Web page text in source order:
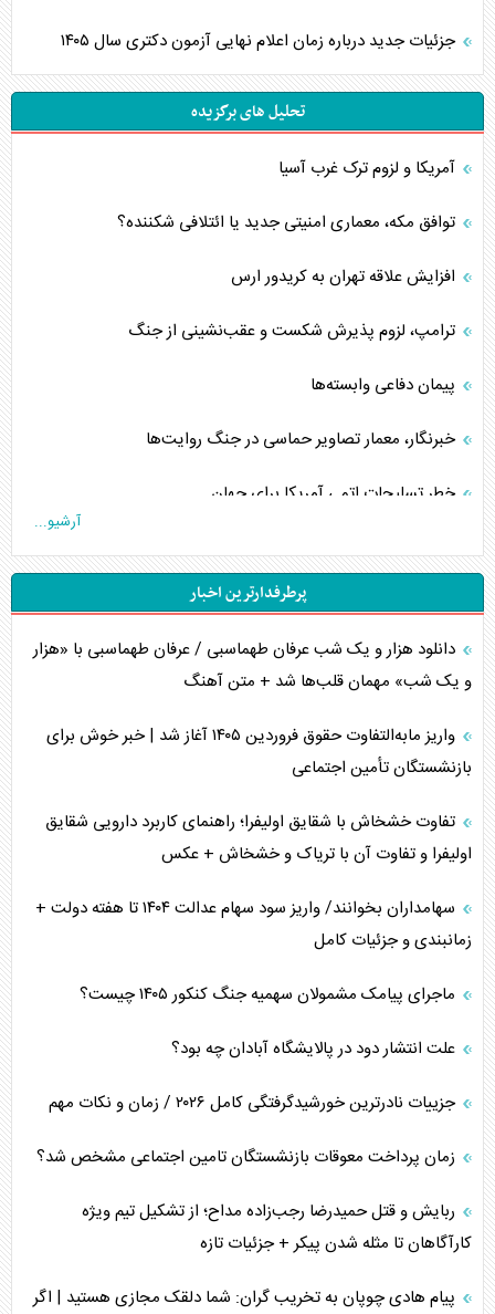
جزئیات جدید درباره زمان اعلام نهایی آزمون دکتری سال ۱۴۰۵
تحلیل های برگزیده
آمریکا و لزوم ترک غرب آسیا
توافق مکه، معماری امنیتی جدید یا ائتلافی شکننده؟
افزایش علاقه تهران به کریدور ارس
ترامپ، لزوم پذیرش شکست و عقب‌نشینی از جنگ
پیمان دفاعی‌ وابسته‌ها
خبرنگار، معمار تصاویر حماسی در جنگ روایت‌ها
خطر تسلیحات اتمی آمریکا برای جهان
چگونه عربستان برابر ایران دچار خطای محاسباتی شد؟
جاده ابریشم فضایی/ نفوذ راهبردی و فرازمینی چین
انصارالله و تثبیت معادله «محاصره برابر محاصره»
مصالحه نافرجام سعودی – اماراتی
محدودیت صادرات نفت عربستان
پشت‌پرده خشم ترامپ از رسانه‌های منتقد
چگونه مقاومت صحنه جنگ را تغییر می‌دهد؟
جنگ رمضان و معضل حضور نظامیان آمریکایی
تحلیل جامع پدیده تراستی‌ها
تأثیر جنگ ایران و آمریکا بر اقتصاد جهانی
تخریب پل‌ها در اوکراین و فروپاشی روایت دوگانه غرب
اربعین، کابوس مشترک تل‌آویو-واشنگتن
آرشیو...
پرطرفدارترین اخبار
دانلود هزار و یک شب عرفان طهماسبی / عرفان طهماسبی با «هزار
و یک شب» مهمان قلب‌ها شد + متن آهنگ
واریز مابه‌التفاوت حقوق فروردین ۱۴۰۵ آغاز شد | خبر خوش برای
بازنشستگان تأمین اجتماعی
تفاوت خشخاش با شقایق اولیفرا؛ راهنمای کاربرد دارویی شقایق
اولیفرا و تفاوت آن با تریاک و خشخاش + عکس
سهامداران بخوانند/ واریز سود سهام عدالت ۱۴۰۴ تا هفته دولت +
زمانبندی و جزئیات کامل
ماجرای پیامک مشمولان سهمیه جنگ کنکور ۱۴۰۵ چیست؟
علت انتشار دود در پالایشگاه آبادان چه بود؟
جزییات نادرترین خورشیدگرفتگی کامل ۲۰۲۶ / زمان و نکات مهم
زمان پرداخت معوقات بازنشستگان تامین اجتماعی مشخص شد؟
ربایش و قتل حمیدرضا رجب‌زاده مداح؛ از تشکیل تیم ویژه
کارآگاهان تا مثله شدن پیکر + جزئیات تازه
پیام هادی چوپان به تخریب گران: شما دلقک مجازی هستید | اگر